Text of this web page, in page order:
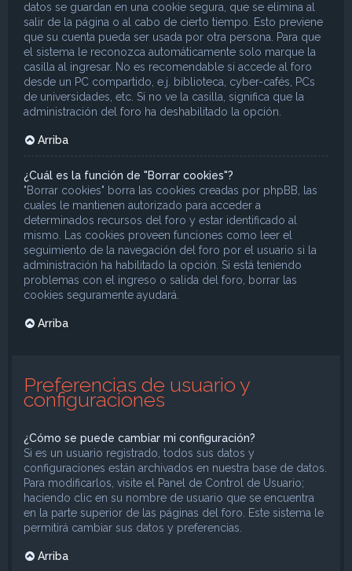
datos se guardan en una cookie segura, que se elimina al
salir de la página o al cabo de cierto tiempo. Esto previene
que su cuenta pueda ser usada por otra persona. Para que
el sistema le reconozca automáticamente solo marque la
casilla al ingresar. No es recomendable si accede al foro
desde un PC compartido, e.j. biblioteca, cyber-cafés, PCs
de universidades, etc. Si no ve la casilla, significa que la
administración del foro ha deshabilitado la opción.
Arriba
¿Cuál es la función de "Borrar cookies"?
"Borrar cookies" borra las cookies creadas por phpBB, las
cuales le mantienen autorizado para acceder a
determinados recursos del foro y estar identificado al
mismo. Las cookies proveen funciones como leer el
seguimiento de la navegación del foro por el usuario si la
administración ha habilitado la opción. Si está teniendo
problemas con el ingreso o salida del foro, borrar las
cookies seguramente ayudará.
Arriba
Preferencias de usuario y
configuraciones
¿Cómo se puede cambiar mi configuración?
Si es un usuario registrado, todos sus datos y
configuraciones están archivados en nuestra base de datos.
Para modificarlos, visite el Panel de Control de Usuario;
haciendo clic en su nombre de usuario que se encuentra
en la parte superior de las páginas del foro. Este sistema le
permitirá cambiar sus datos y preferencias.
Arriba